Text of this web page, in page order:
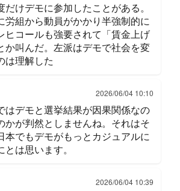
けデモに参加したことがある。
労組から動員がかかり半強制的に
ヒコールも強要されて「賃金上げ
か叫んだ。左派はデモで社会を変
は理解した
2026/06/04 10:10
はデモと選挙結果が因果関係なの
かが判然としませんね。それはそ
本でもデモがもっとカジュアルに
は思います。
2026/06/04 10:39